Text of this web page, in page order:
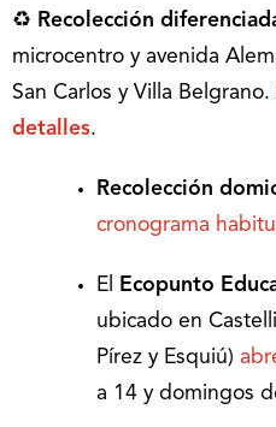
♻ Recolección
microcentro y avenida
San Carlos y Villa Belgrano.
detalles.
Recolección
cronograma
El Ecopunto
ubicado en
Pírez y Esquiú)
a 14 y domingos